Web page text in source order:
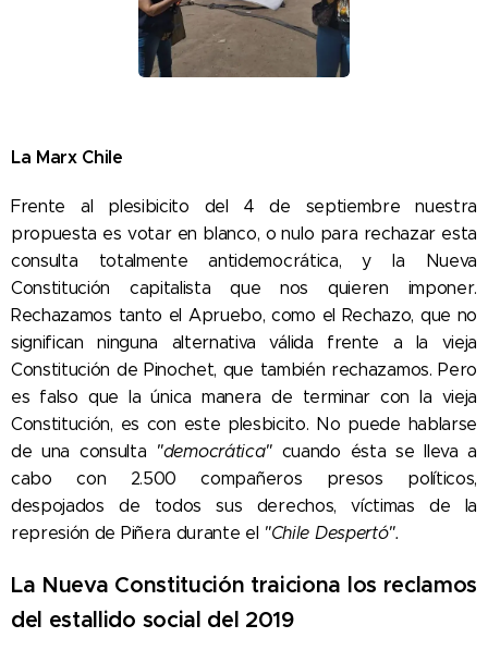
La Marx Chile
Frente al plesibicito del 4 de septiembre nuestra
propuesta es votar en blanco, o nulo para rechazar esta
consulta totalmente antidemocrática, y la Nueva
Constitución capitalista que nos quieren imponer.
Rechazamos tanto el Apruebo, como el Rechazo, que no
significan ninguna alternativa válida frente a la vieja
Constitución de Pinochet, que también rechazamos. Pero
es falso que la única manera de terminar con la vieja
Constitución, es con este plesbicito. No puede hablarse
de una consulta "democrática"cuando ésta se lleva a
cabo con 2.500 compañeros presos políticos,
despojados de todos sus derechos, víctimas de la
represión de Piñera durante el "Chile Despertó".
La Nueva Constitución traiciona los reclamos
del estallido social del 2019